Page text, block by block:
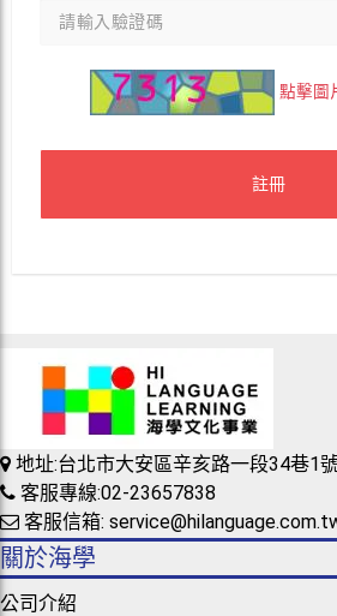
點擊圖
註冊
地址:台北市大安區辛亥路一段34巷1
客服專線:02-23657838
客服信箱:
關於海學
公司介紹